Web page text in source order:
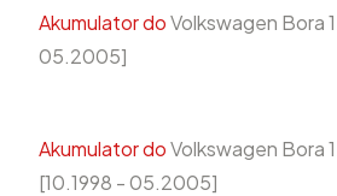
Akumulator doVolkswagen Bora
05.2005]
Akumulator doVolkswagen Bora
[10.1998 - 05.2005]